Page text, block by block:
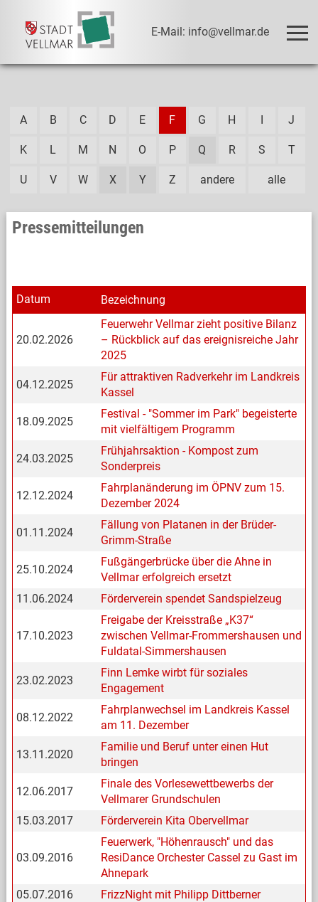
E-Mail: info@vellmar.de
alle
A B C D E F G H I J
K L M N O P Q R S T
U V W X Y Z andere
Pressemitteilungen
Datum Bezeichnung
20.02.2026
Feuerwehr Vellmar zieht positive Bilanz
– Rückblick auf das ereignisreiche Jahr
2025
04.12.2025
Für attraktiven Radverkehr im Landkreis
Kassel
18.09.2025
Festival - "Sommer im Park" begeisterte
mit vielfältigem Programm
24.03.2025
Frühjahrsaktion - Kompost zum
Sonderpreis
12.12.2024
Fahrplanänderung im ÖPNV zum 15.
Dezember 2024
01.11.2024
Fällung von Platanen in der Brüder-
Grimm-Straße
25.10.2024
Fußgängerbrücke über die Ahne in
Vellmar erfolgreich ersetzt
11.06.2024
Förderverein spendet Sandspielzeug
17.10.2023
Freigabe der Kreisstraße „K37“
zwischen Vellmar-Frommershausen und
Fuldatal-Simmershausen
23.02.2023
Finn Lemke wirbt für soziales
Engagement
08.12.2022
Fahrplanwechsel im Landkreis Kassel
am 11. Dezember
13.11.2020
Familie und Beruf unter einen Hut
bringen
12.06.2017
Finale des Vorlesewettbewerbs der
Vellmarer Grundschulen
15.03.2017
Förderverein Kita Obervellmar
03.09.2016
Feuerwerk, "Höhenrausch" und das
ResiDance Orchester Cassel zu Gast im
Ahnepark
05.07.2016
FrizzNight mit Philipp Dittberner